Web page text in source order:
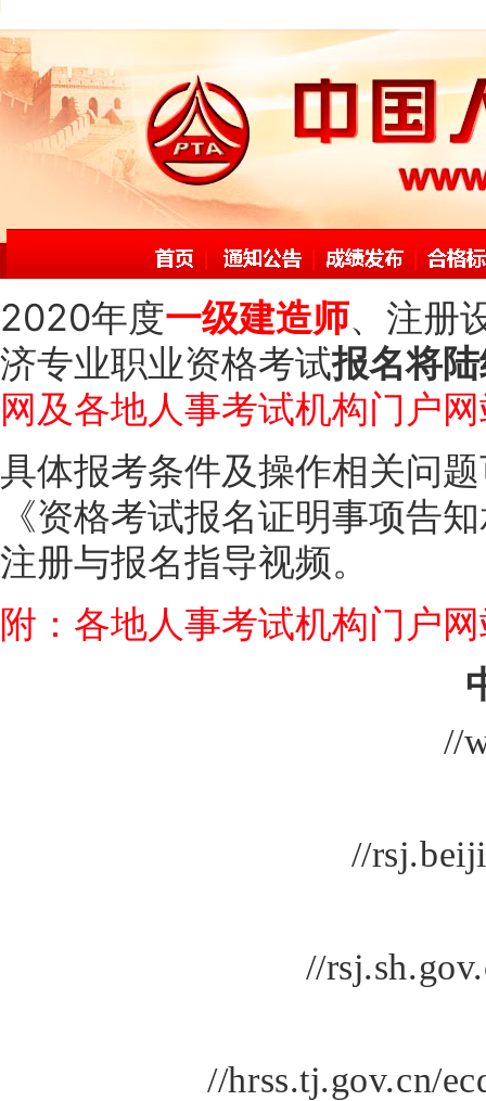
2020年度一级建造师、注册
济专业职业资格考试报名将
网及各地人事考试机构门户
具体报考条件及操作相关问
《资格考试报名证明事项告
注册与报名指导视频。
附：各地人事考试机构门户
//
//
//
//hrss.tj.gov.cn/